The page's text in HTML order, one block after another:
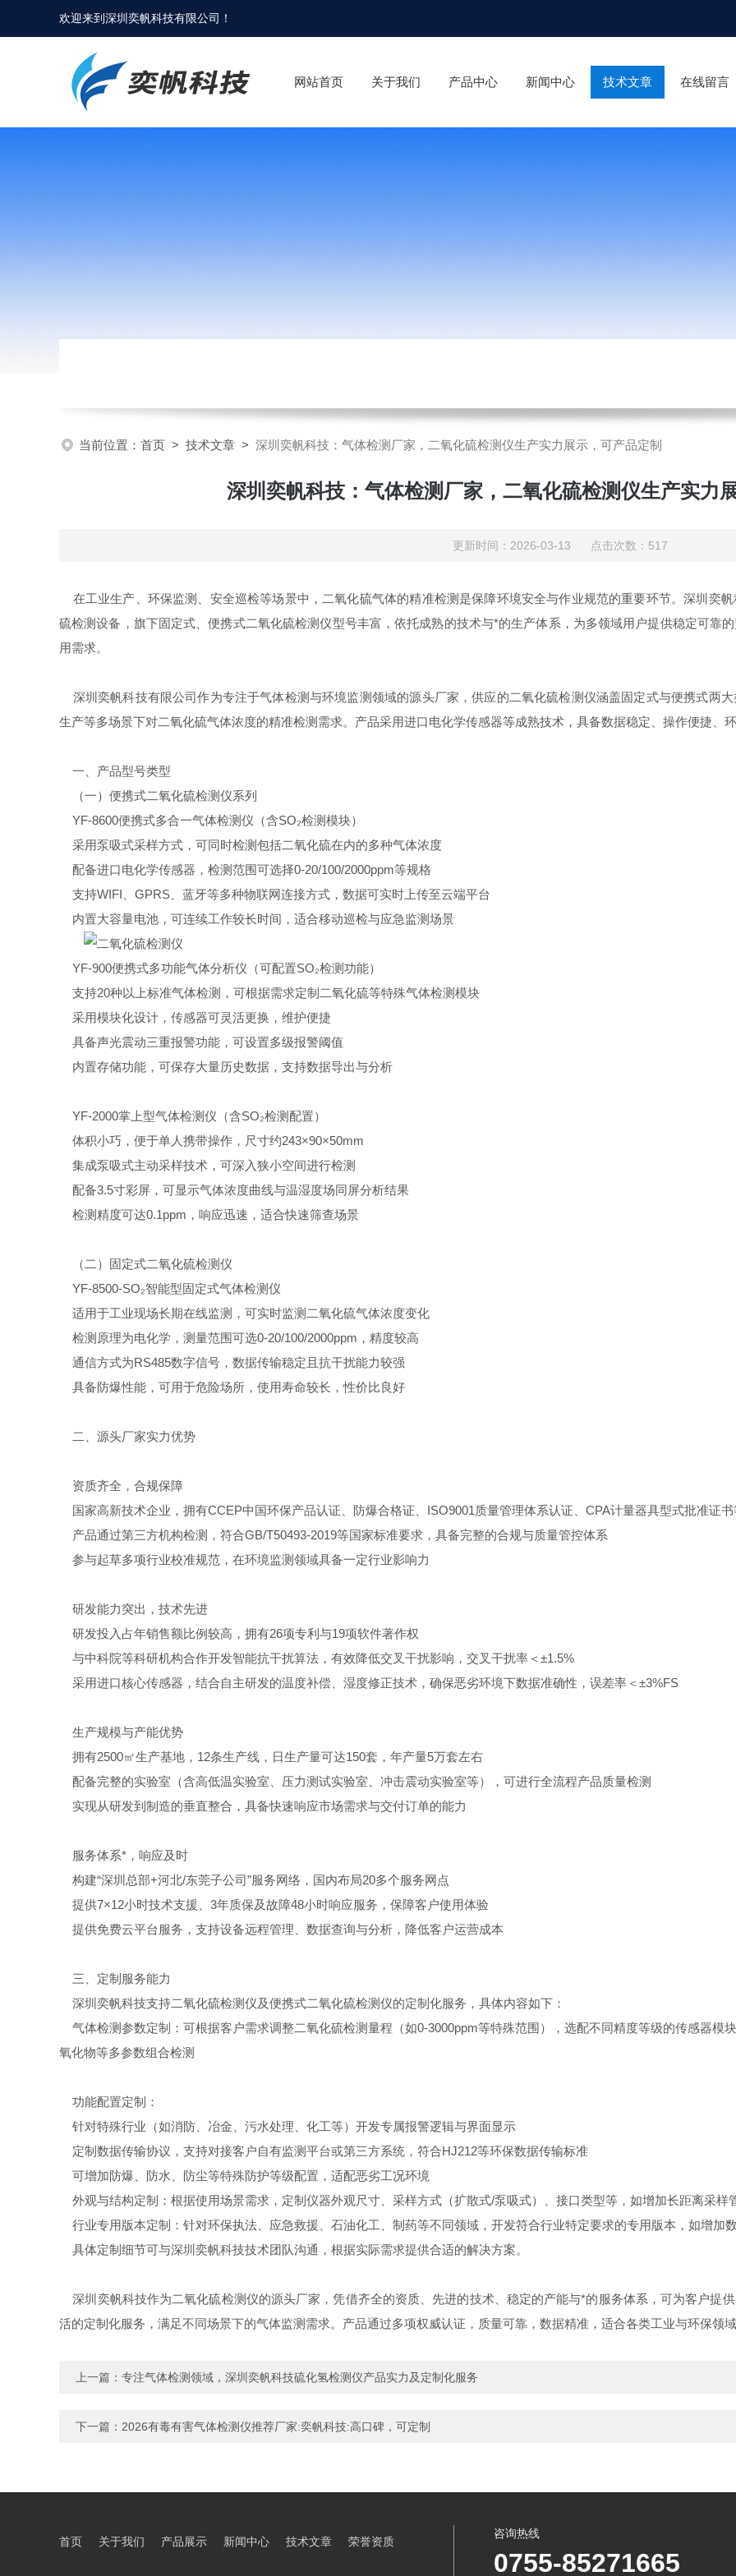
欢迎来到深圳奕帆科技有限公司 ！
网站首页 关于我们 产品中心 新闻中心 技术文章 在线留言
当前位置： 首页 > 技术文章 > 深圳奕帆科技：气体检测厂家，二氧化硫检测仪生产实力展示，可产品定制
深圳奕帆科技：气体检测厂家，二氧化硫检测仪生产实力
更新时间：2026-03-13 点击次数：517
在工业生产、环保监测、安全巡检等场景中，二氧化硫气体的精准检测是保障环境安全与作业规范的重要环节。深圳奕
硫检测设备，旗下固定式、便携式二氧化硫检测仪型号丰富，依托成熟的技术与*的生产体系，为多领域用户提供稳定可靠
用需求。
深圳奕帆科技有限公司作为专注于气体检测与环境监测领域的源头厂家，供应的二氧化硫检测仪涵盖固定式与便携式两
生产等多场景下对二氧化硫气体浓度的精准检测需求。产品采用进口电化学传感器等成熟技术，具备数据稳定、操作便捷、
一、产品型号类型
（一）便携式二氧化硫检测仪系列
YF-8600便携式多合一气体检测仪（含SO₂检测模块）
采用泵吸式采样方式，可同时检测包括二氧化硫在内的多种气体浓度
配备进口电化学传感器，检测范围可选择0-20/100/2000ppm等规格
支持WIFI、GPRS、蓝牙等多种物联网连接方式，数据可实时上传至云端平台
内置大容量电池，可连续工作较长时间，适合移动巡检与应急监测场景
YF-900便携式多功能气体分析仪（可配置SO₂检测功能）
支持20种以上标准气体检测，可根据需求定制二氧化硫等特殊气体检测模块
采用模块化设计，传感器可灵活更换，维护便捷
具备声光震动三重报警功能，可设置多级报警阈值
内置存储功能，可保存大量历史数据，支持数据导出与分析
YF-2000掌上型气体检测仪（含SO₂检测配置）
体积小巧，便于单人携带操作，尺寸约243×90×50mm
集成泵吸式主动采样技术，可深入狭小空间进行检测
配备3.5寸彩屏，可显示气体浓度曲线与温湿度场同屏分析结果
检测精度可达0.1ppm，响应迅速，适合快速筛查场景
（二）固定式二氧化硫检测仪
YF-8500-SO₂智能型固定式气体检测仪
适用于工业现场长期在线监测，可实时监测二氧化硫气体浓度变化
检测原理为电化学，测量范围可选0-20/100/2000ppm，精度较高
通信方式为RS485数字信号，数据传输稳定且抗干扰能力较强
具备防爆性能，可用于危险场所，使用寿命较长，性价比良好
二、源头厂家实力优势
资质齐全，合规保障
国家高新技术企业，拥有CCEP中国环保产品认证、防爆合格证、ISO9001质量管理体系认证、CPA计量器具型式批准证
产品通过第三方机构检测，符合GB/T50493-2019等国家标准要求，具备完整的合规与质量管控体系
参与起草多项行业校准规范，在环境监测领域具备一定行业影响力
研发能力突出，技术先进
研发投入占年销售额比例较高，拥有26项专利与19项软件著作权
与中科院等科研机构合作开发智能抗干扰算法，有效降低交叉干扰影响，交叉干扰率＜±1.5%
采用进口核心传感器，结合自主研发的温度补偿、湿度修正技术，确保恶劣环境下数据准确性，误差率＜±3%FS
生产规模与产能优势
拥有2500㎡生产基地，12条生产线，日生产量可达150套，年产量5万套左右
配备完整的实验室（含高低温实验室、压力测试实验室、冲击震动实验室等），可进行全流程产品质量检测
实现从研发到制造的垂直整合，具备快速响应市场需求与交付订单的能力
服务体系*，响应及时
构建“深圳总部+河北/东莞子公司”服务网络，国内布局20多个服务网点
提供7×12小时技术支援、3年质保及故障48小时响应服务，保障客户使用体验
提供免费云平台服务，支持设备远程管理、数据查询与分析，降低客户运营成本
三、定制服务能力
深圳奕帆科技支持二氧化硫检测仪及便携式二氧化硫检测仪的定制化服务，具体内容如下：
气体检测参数定制：可根据客户需求调整二氧化硫检测量程（如0-3000ppm等特殊范围），选配不同精度等级的传感器模
氧化物等多参数组合检测
功能配置定制：
针对特殊行业（如消防、冶金、污水处理、化工等）开发专属报警逻辑与界面显示
定制数据传输协议，支持对接客户自有监测平台或第三方系统，符合HJ212等环保数据传输标准
可增加防爆、防水、防尘等特殊防护等级配置，适配恶劣工况环境
外观与结构定制：根据使用场景需求，定制仪器外观尺寸、采样方式（扩散式/泵吸式）、接口类型等，如增加长距离采
行业专用版本定制：针对环保执法、应急救援、石油化工、制药等不同领域，开发符合行业特定要求的专用版本，如增加
具体定制细节可与深圳奕帆科技技术团队沟通，根据实际需求提供合适的解决方案。
深圳奕帆科技作为二氧化硫检测仪的源头厂家，凭借齐全的资质、先进的技术、稳定的产能与*的服务体系，可为客户提
活的定制化服务，满足不同场景下的气体监测需求。产品通过多项权威认证，质量可靠，数据精准，适合各类工业与环保领域
上一篇： 专注气体检测领域，深圳奕帆科技硫化氢检测仪产品实力及定制化服务
下一篇： 2026有毒有害气体检测仪推荐厂家:奕帆科技:高口碑，可定制
首页 关于我们 产品展示 新闻中心 技术文章 荣誉资质
咨询热线
0755-85271665